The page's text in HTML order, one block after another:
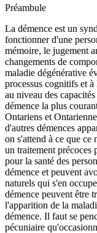
Préambule
La démence est un
fonctionner d'une
mémoire, le jugement
changements de
maladie dégénérative
processus cognitifs et
au niveau des
démence la plus
Ontariens et
d'autres démences
on s'attend à ce que
un traitement précoces
pour la santé des
démence et peuvent
naturels qui s'en
démence peuvent être
l'apparition de la
démence. Il faut se
pécuniaire